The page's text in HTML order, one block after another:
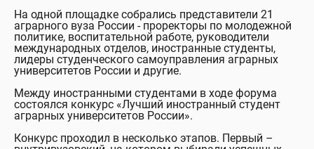
На одной площадке собрались представители 21
аграрного вуза России - проректоры по молодежной
политике, воспитательной работе, руководители
международных отделов, иностранные студенты,
лидеры студенческого самоуправления аграрных
университетов России и другие.
Между иностранными студентами в ходе форума
состоялся конкурс «Лучший иностранный студент
аграрных университетов России».
Конкурс проходил в несколько этапов. Первый –